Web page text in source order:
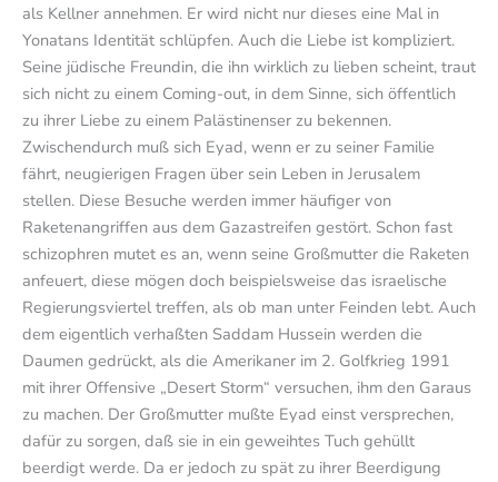
als Kellner annehmen. Er wird nicht nur dieses eine Mal in
Yonatans Identität schlüpfen. Auch die Liebe ist kompliziert.
Seine jüdische Freundin, die ihn wirklich zu lieben scheint, traut
sich nicht zu einem Coming-out, in dem Sinne, sich öffentlich
zu ihrer Liebe zu einem Palästinenser zu bekennen.
Zwischendurch muß sich Eyad, wenn er zu seiner Familie
fährt, neugierigen Fragen über sein Leben in Jerusalem
stellen. Diese Besuche werden immer häufiger von
Raketenangriffen aus dem Gazastreifen gestört. Schon fast
schizophren mutet es an, wenn seine Großmutter die Raketen
anfeuert, diese mögen doch beispielsweise das israelische
Regierungsviertel treffen, als ob man unter Feinden lebt. Auch
dem eigentlich verhaßten Saddam Hussein werden die
Daumen gedrückt, als die Amerikaner im 2. Golfkrieg 1991
mit ihrer Offensive „Desert Storm“ versuchen, ihm den Garaus
zu machen. Der Großmutter mußte Eyad einst versprechen,
dafür zu sorgen, daß sie in ein geweihtes Tuch gehüllt
beerdigt werde. Da er jedoch zu spät zu ihrer Beerdigung